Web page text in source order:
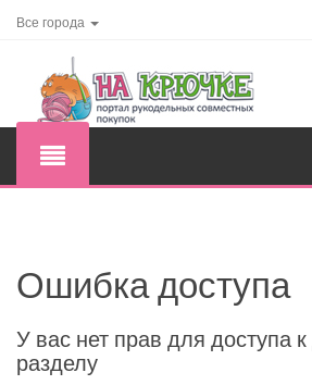
Все города
Ошибка доступа
У вас нет прав для доступа
разделу